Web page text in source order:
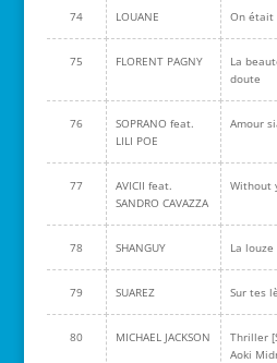
74 LOUANE On était
75 FLORENT PAGNY
La
doute
76
SOPRANO feat.
LILI POE
Amour
77
AVICII feat.
SANDRO CAVAZZA
Without
78 SHANGUY La louze
79 SUAREZ Sur tes
80 MICHAEL JACKSON
Thriller
Aoki